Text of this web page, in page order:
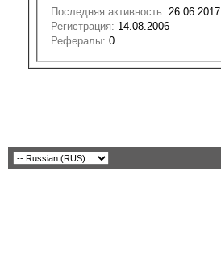
Последняя активность: 26.06.2017
Регистрация: 14.08.2006
Рефералы: 0